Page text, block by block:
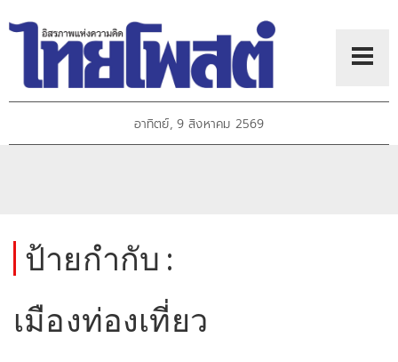
อาทิตย์, 9 สิงหาคม 2569
ป้ายกำกับ :
เมืองท่องเที่ยว